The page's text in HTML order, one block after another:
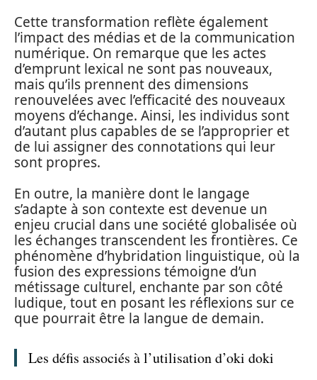
Cette transformation reflète également
l’impact des médias et de la communication
numérique. On remarque que les actes
d’emprunt lexical ne sont pas nouveaux,
mais qu’ils prennent des dimensions
renouvelées avec l’efficacité des nouveaux
moyens d’échange. Ainsi, les individus sont
d’autant plus capables de se l’approprier et
de lui assigner des connotations qui leur
sont propres.
En outre, la manière dont le langage
s’adapte à son contexte est devenue un
enjeu crucial dans une société globalisée où
les échanges transcendent les frontières. Ce
phénomène d’hybridation linguistique, où la
fusion des expressions témoigne d’un
métissage culturel, enchante par son côté
ludique, tout en posant les réflexions sur ce
que pourrait être la langue de demain.
Les défis associés à l’utilisation d’oki doki